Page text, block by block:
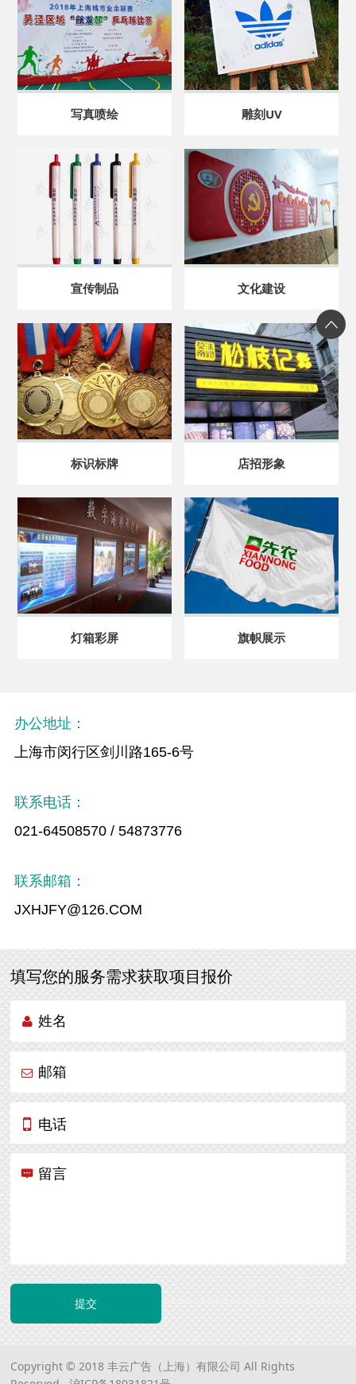
写真喷绘 雕刻UV
宣传制品 文化建设
标识标牌 店招形象
灯箱彩屏 旗帜展示
办公地址：
上海市闵行区剑川路165-6号
联系电话：
021-64508570 / 54873776
联系邮箱：
JXHJFY@126.COM
填写您的服务需求获取项目报价
姓名
邮箱
电话
留言
提交
Copyright © 2018 丰云广告（上海）有限公司 All Rights